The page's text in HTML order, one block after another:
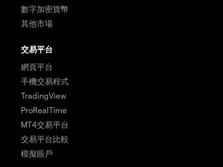
數字加密貨幣
其他市場
交易平台
網頁平台
手機交易程式
TradingView
ProRealTime
MT4交易平台
交易平台比較
模擬賬戶